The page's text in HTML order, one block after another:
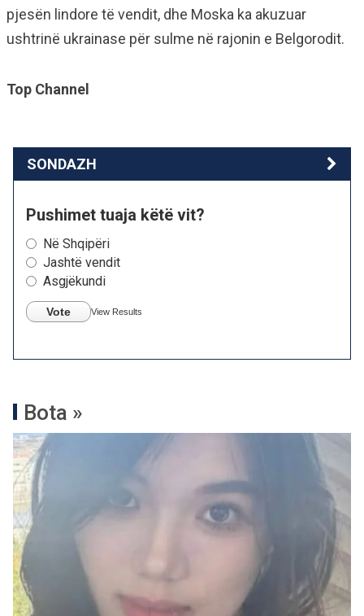
pjesën lindore të vendit, dhe Moska ka akuzuar
ushtrinë ukrainase për sulme në rajonin e Belgorodit.
Top Channel
SONDAZH
Pushimet tuaja këtë vit?
Në Shqipëri
Jashtë vendit
Asgjëkundi
Vote View Results
Bota »